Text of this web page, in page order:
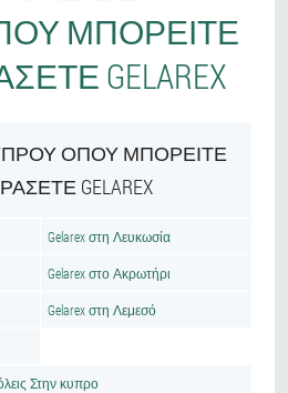
ΜΠΟΡΕΊΤΕ
GELAREX
ΌΠΟΥ ΜΠΟΡΕΊΤΕ
GELAREX
Gelarex στη Λευκωσία
Gelarex στο Ακρωτήρι
Gelarex στη Λεμεσό
Στην κυπρο